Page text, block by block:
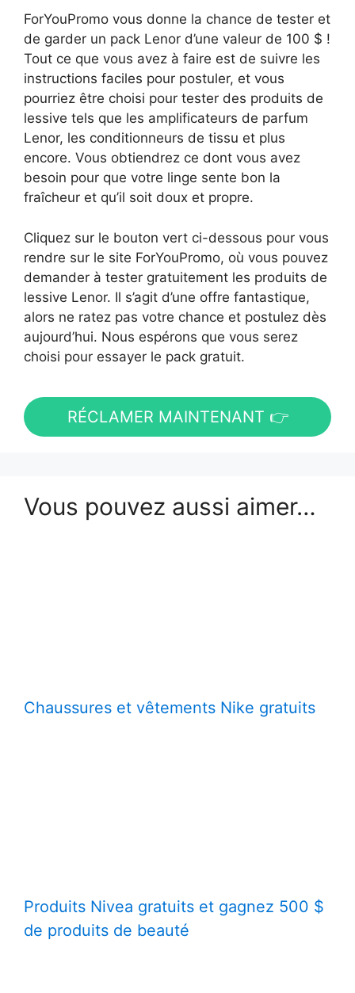
ForYouPromo vous donne la chance de tester et
de garder un pack Lenor d’une valeur de 100 $ !
Tout ce que vous avez à faire est de suivre les
instructions faciles pour postuler, et vous
pourriez être choisi pour tester des produits de
lessive tels que les amplificateurs de parfum
Lenor, les conditionneurs de tissu et plus
encore. Vous obtiendrez ce dont vous avez
besoin pour que votre linge sente bon la
fraîcheur et qu’il soit doux et propre.
Cliquez sur le bouton vert ci-dessous pour vous
rendre sur le site ForYouPromo, où vous pouvez
demander à tester gratuitement les produits de
lessive Lenor. Il s’agit d’une offre fantastique,
alors ne ratez pas votre chance et postulez dès
aujourd’hui. Nous espérons que vous serez
choisi pour essayer le pack gratuit.
RÉCLAMER MAINTENANT 👉
Vous pouvez aussi aimer…
Chaussures et vêtements Nike gratuits
Produits Nivea gratuits et gagnez 500 $
de produits de beauté